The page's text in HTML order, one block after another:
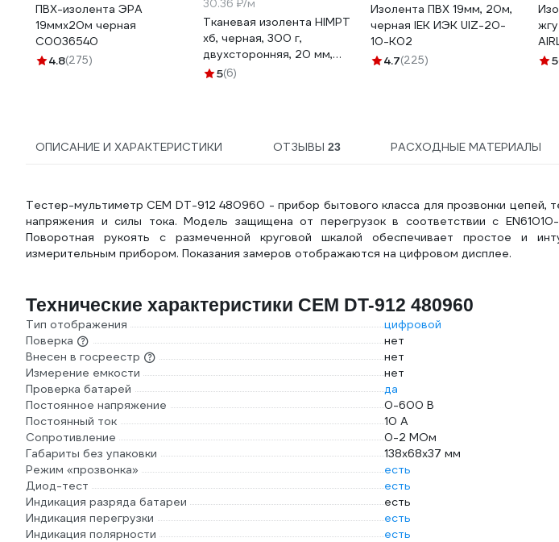
ПВХ-изолента ЭРА
19ммх20м черная
C0036540
4.8(275)
30.36 ₽/м
Тканевая изолента HIMPT
хб, черная, 300 г,
двухсторонняя, 20 мм,
0.4 мм 00-00008227
5(6)
Изолента ПВХ 19мм, 20м,
черная IEK ИЭК UIZ-20-
10-K02
4.7(225) 5
ОПИСАНИЕ И ХАРАКТЕРИСТИКИ ОТЗЫВЫ 23 РАСХОДНЫЕ МАТЕРИАЛЫ
Тестер-мультиметр СЕМ DT-912 480960 - прибор бытового класса для прозвонки цепей,
напряжения и силы тока. Модель защищена от перегрузок в соответствии с
Поворотная рукоять с размеченной круговой шкалой обеспечивает простое и
измерительным прибором. Показания замеров отображаются на цифровом дисплее.
Технические характеристики СЕМ DT-912 480960
Тип отображения
цифровой
Поверка
нет
Внесен в госреестр
нет
Измерение емкости
нет
Проверка батарей
да
Постоянное напряжение
0-600 В
Постоянный ток
10 А
Сопротивление
0-2 МОм
Габариты без упаковки
138х68х37 мм
Режим «прозвонка»
есть
Диод-тест
есть
Индикация разряда батареи
есть
Индикация перегрузки
есть
Индикация полярности
есть